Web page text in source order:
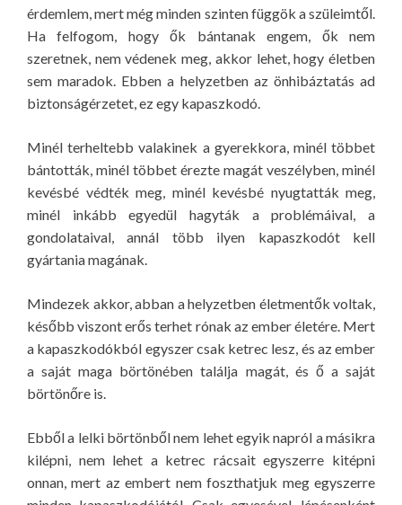
érdemlem, mert még minden szinten függök a szüleimtől.
Ha felfogom, hogy ők bántanak engem, ők nem
szeretnek, nem védenek meg, akkor lehet, hogy életben
sem maradok. Ebben a helyzetben az önhibáztatás ad
biztonságérzetet, ez egy kapaszkodó.
Minél terheltebb valakinek a gyerekkora, minél többet
bántották, minél többet érezte magát veszélyben, minél
kevésbé védték meg, minél kevésbé nyugtatták meg,
minél inkább egyedül hagyták a problémáival, a
gondolataival, annál több ilyen kapaszkodót kell
gyártania magának.
Mindezek akkor, abban a helyzetben életmentők voltak,
később viszont erős terhet rónak az ember életére. Mert
a kapaszkodókból egyszer csak ketrec lesz, és az ember
a saját maga börtönében találja magát, és ő a saját
börtönőre is.
Ebből a lelki börtönből nem lehet egyik napról a másikra
kilépni, nem lehet a ketrec rácsait egyszerre kitépni
onnan, mert az embert nem foszthatjuk meg egyszerre